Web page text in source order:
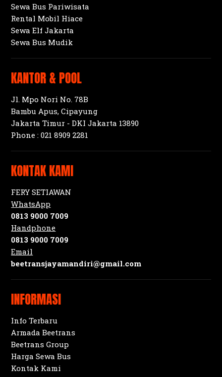
Sewa Bus Pariwisata
Rental Mobil Hiace
Sewa Elf Jakarta
Sewa Bus Mudik
KANTOR & POOL
Jl. Mpo Nori No. 78B
Bambu Apus, Cipayung
Jakarta Timur - DKI Jakarta 13890
Phone :021 8909 2281
KONTAK KAMI
FERY SETIAWAN
WhatsApp
0813 9000 7009
Handphone
0813 9000 7009
Email
beetransjayamandiri@gmail.com
INFORMASI
Info Terbaru
Armada Beetrans
Beetrans Group
Harga Sewa Bus
Kontak Kami